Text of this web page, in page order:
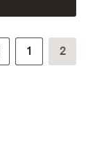
1 2